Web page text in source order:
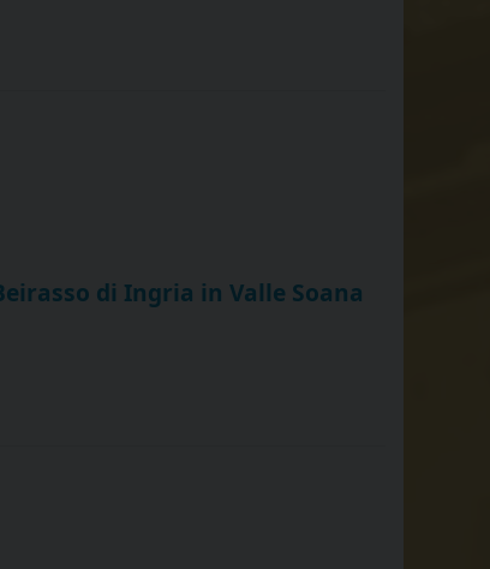
di Ingria in Valle Soana